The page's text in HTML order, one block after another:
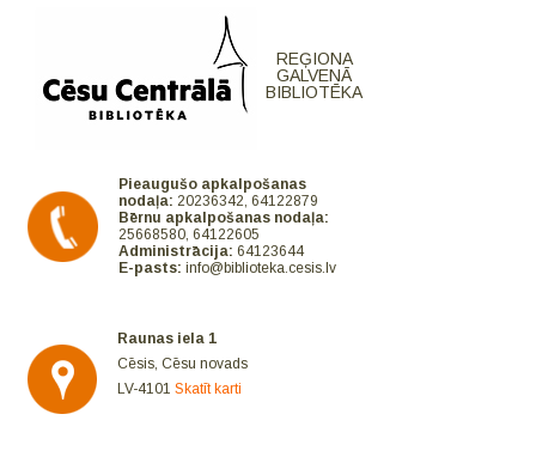
REĢIONA
GALVENĀ
BIBLIOTĒKA
Pieaugušo apkalpošanas
nodaļa: 20236342, 64122879
Bērnu apkalpošanas nodaļa:
25668580, 64122605
Administrācija: 64123644
E-pasts: info@biblioteka.cesis.lv
Raunas iela 1
Cēsis, Cēsu novads
LV-4101Skatīt karti